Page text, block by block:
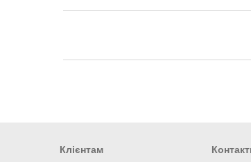
Клієнтам